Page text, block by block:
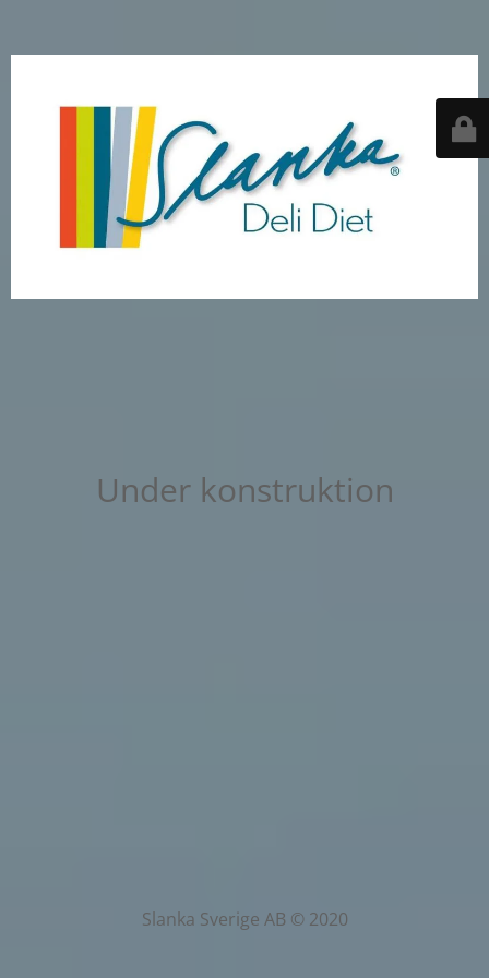
Under konstruktion
Slanka Sverige AB © 2020